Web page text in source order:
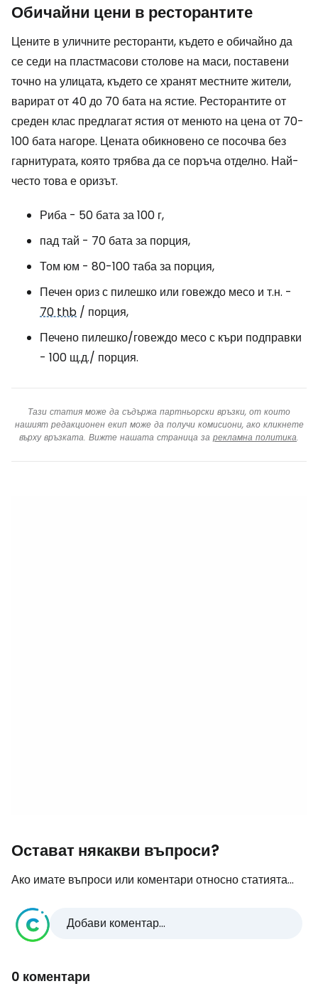
Обичайни цени в ресторантите
Цените в уличните ресторанти, където е обичайно да
се седи на пластмасови столове на маси, поставени
точно на улицата, където се хранят местните жители,
варират от 40 до 70 бата на ястие. Ресторантите от
среден клас предлагат ястия от менюто на цена от 70-
100 бата нагоре. Цената обикновено се посочва без
гарнитурата, която трябва да се поръча отделно. Най-
често това е оризът.
Риба - 50 бата за 100 г,
пад тай - 70 бата за порция,
Том юм - 80-100 таба за порция,
Печен ориз с пилешко или говеждо месо и т.н. -
70 thb / порция,
Печено пилешко/говеждо месо с къри подправки
- 100 щ.д./ порция.
Тази статия може да съдържа партньорски връзки, от които
нашият редакционен екип може да получи комисиони, ако кликнете
върху връзката. Вижте нашата страница за рекламна политика.
Остават някакви въпроси?
Ако имате въпроси или коментари относно статията...
Добави коментар...
0 коментари